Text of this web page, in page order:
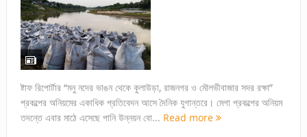
ষ্টাফ রিপোর্টার “মনু নদের ভাঙন থেকে কুলাউড়া, রাজনগর ও মৌলভীবাজার সদর রক্ষা”
প্রকল্পের অনিয়মের একাধিক প্রতিবেদন আসে দৈনিক যুগান্তরে। মেগা প্রকল্পের অনিয়ম
তদন্তে এবার মাঠে এসেছে পানি উন্নয়ন বো... Read more